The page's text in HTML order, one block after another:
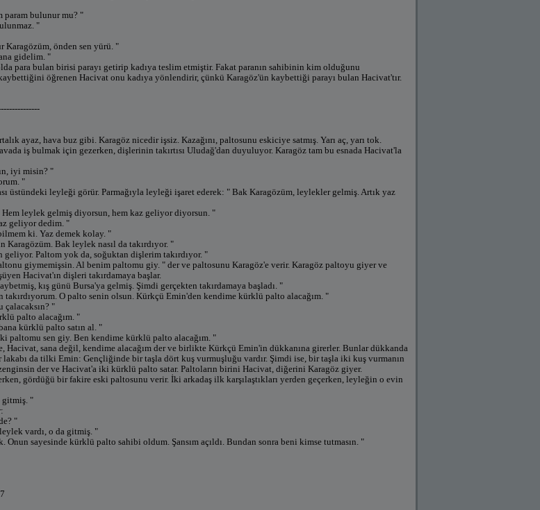
param bulunur mu? "
"
Karagözüm, önden sen yürü. "
gidelim. "
para bulan birisi parayı getirip kadıya teslim etmiştir. Fakat paranın sahibinin kim olduğunu
öğrenen Hacivat onu kadıya yönlendirir, çünkü Karagöz'ün kaybettiği parayı bulan Hacivat'tır.
ayaz, hava buz gibi. Karagöz nicedir işsiz. Kazağını, paltosunu eskiciye satmış. Yarı aç, yarı tok.
iş bulmak için gezerken, dişlerinin takırtısı Uludağ'dan duyuluyor. Karagöz tam bu esnada Hacivat'la
iyi misin? "
"
üstündeki leyleği görür. Parmağıyla leyleği işaret ederek: " Bak Karagözüm, leylekler gelmiş. Artık yaz
Hem leylek gelmiş diyorsun, hem kaz geliyor diyorsun. "
geliyor dedim. "
ki. Yaz demek kolay. "
Bak leylek nasıl da takırdıyor. "
geliyor. Paltom yok da, soğuktan dişlerim takırdıyor. "
giymemişsin. Al benim paltomu giy. " der ve paltosunu Karagöz'e verir. Karagöz paltoyu giyer ve
Hacivat'ın dişleri takırdamaya başlar.
kış günü Bursa'ya gelmiş. Şimdi gerçekten takırdamaya başladı. "
O palto senin olsun. Kürkçü Emin'den kendime kürklü palto alacağım. "
"
palto alacağım. "
kürklü palto satın al. "
paltomu sen giy. Ben kendime kürklü palto alacağım. "
Hacivat, sana değil, kendime alacağım der ve birlikte Kürkçü Emin'in dükkanına girerler. Bunlar dükkanda
da tilki Emin: Gençliğinde bir taşla dört kuş vurmuşluğu vardır. Şimdi ise, bir taşla iki kuş vurmanın
der ve Hacivat'a iki kürklü palto satar. Paltoların birini Hacivat, diğerini Karagöz giyer.
gördüğü bir fakire eski paltosunu verir. İki arkadaş ilk karşılaştıkları yerden geçerken, leyleğin o evin
gitmiş. "
"
vardı, o da gitmiş. "
Onun sayesinde kürklü palto sahibi oldum. Şansım açıldı. Bundan sonra beni kimse tutmasın. "